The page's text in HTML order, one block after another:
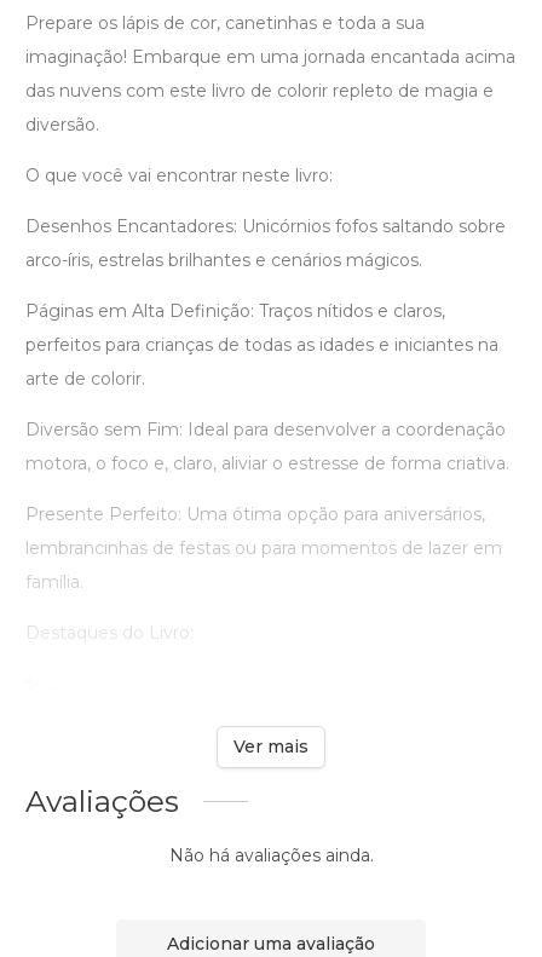
Prepare os lápis de cor, canetinhas e toda a sua
imaginação! Embarque em uma jornada encantada acima
das nuvens com este livro de colorir repleto de magia e
diversão.
O que você vai encontrar neste livro:
Desenhos Encantadores: Unicórnios fofos saltando sobre
arco-íris, estrelas brilhantes e cenários mágicos.
Páginas em Alta Definição: Traços nítidos e claros,
perfeitos para crianças de todas as idades e iniciantes na
arte de colorir.
Diversão sem Fim: Ideal para desenvolver a coordenação
motora, o foco e, claro, aliviar o estresse de forma criativa.
Presente Perfeito: Uma ótima opção para aniversários,
lembrancinhas de festas ou para momentos de lazer em
família.
Destaques do Livro:
Ver mais
Avaliações
Não há avaliações ainda.
Adicionar uma avaliação